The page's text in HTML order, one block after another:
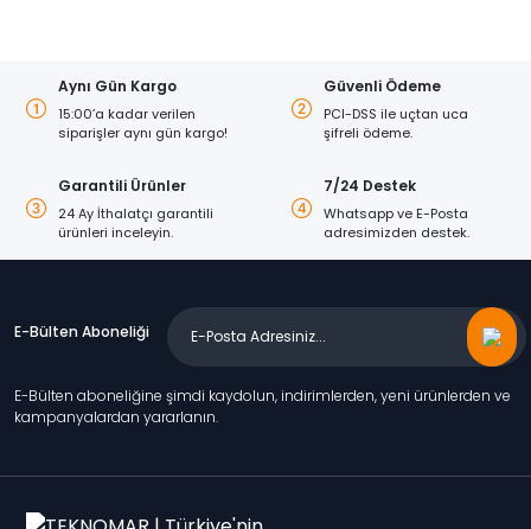
Aynı Gün Kargo
15:00’a kadar verilen
siparişler aynı gün kargo!
Güvenli Ödeme
PCI-DSS ile uçtan uca
şifreli ödeme.
Garantili Ürünler
24 Ay İthalatçı garantili
ürünleri inceleyin.
7/24 Destek
Whatsapp ve E-Posta
adresimizden destek.
E-Bülten Aboneliği
E-Bülten aboneliğine şimdi kaydolun, indirimlerden, yeni ürünlerden ve
kampanyalardan yararlanın.